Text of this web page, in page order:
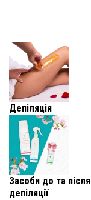
Депіляція
Засоби до та після
депіляції